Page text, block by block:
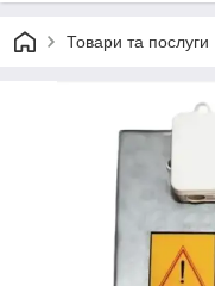
Товари та послуги